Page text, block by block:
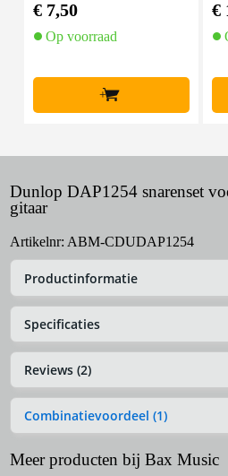
€ 7,50
Op voorraad
+
€
Dunlop DAP1254 snarenset
gitaar
Artikelnr: ABM-CDUDAP1254
Productinformatie
Specificaties
Reviews (2)
Combinatievoordeel (1)
Meer producten bij Bax Music